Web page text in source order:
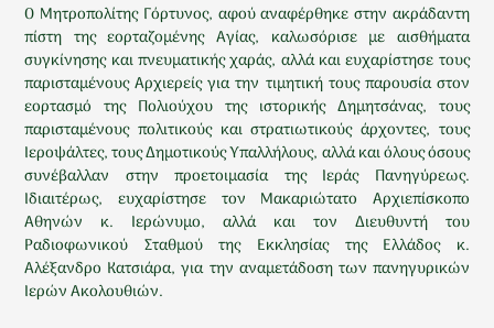
Ο Μητροπολίτης Γόρτυνος, αφού αναφέρθηκε στην ακράδαντη
πίστη της εορταζομένης Αγίας, καλωσόρισε με αισθήματα
συγκίνησης και πνευματικής χαράς, αλλά και ευχαρίστησε τους
παρισταμένους Αρχιερείς για την τιμητική τους παρουσία στον
εορτασμό της Πολιούχου της ιστορικής Δημητσάνας, τους
παρισταμένους πολιτικούς και στρατιωτικούς άρχοντες, τους
Ιεροψάλτες, τους Δημοτικούς Υπαλλήλους, αλλά και όλους όσους
συνέβαλλαν στην προετοιμασία της Ιεράς Πανηγύρεως.
Ιδιαιτέρως, ευχαρίστησε τον Μακαριώτατο Αρχιεπίσκοπο
Αθηνών κ. Ιερώνυμο, αλλά και τον Διευθυντή του
Ραδιοφωνικού Σταθμού της Εκκλησίας της Ελλάδος κ.
Αλέξανδρο Κατσιάρα, για την αναμετάδοση των πανηγυρικών
Ιερών Ακολουθιών.